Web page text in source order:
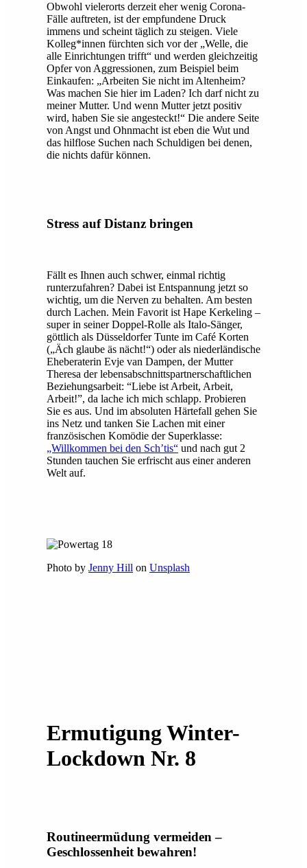
Obwohl vielerorts derzeit eher wenig Corona-
Fälle auftreten, ist der empfundene Druck
immens und scheint täglich zu steigen. Viele
Kolleg*innen fürchten sich vor der „Welle, die
alle Einrichtungen trifft“ und werden gleichzeitig
Opfer von Aggressionen, zum Beispiel beim
Einkaufen: „Arbeiten Sie nicht im Altenheim?
Was machen Sie hier im Laden? Ich darf nicht zu
meiner Mutter. Und wenn Mutter jetzt positiv
wird, haben Sie sie angesteckt!“ Die andere Seite
von Angst und Ohnmacht ist eben die Wut und
das hilflose Suchen nach Schuldigen bei denen,
die nichts dafür können.
Stress auf Distanz bringen
Fällt es Ihnen auch schwer, einmal richtig
runterzufahren? Dabei ist Entspannung jetzt so
wichtig, um die Nerven zu behalten. Am besten
durch Lachen. Mein Favorit ist Hape Kerkeling –
super in seiner Doppel-Rolle als Italo-Sänger,
göttlich als Düsseldorfer Tunte im Café Korten
(„Äch glaube äs nächt!“) oder als niederländische
Eheberaterin Evje van Dampen, der Mutter
Theresa der lebensabschnittspartnerschaftlichen
Beziehungsarbeit: “Liebe ist Arbeit, Arbeit,
Arbeit!”, da lache ich mich schlapp. Probieren
Sie es aus. Und im absoluten Härtefall gehen Sie
ins Netz und tanken Sie Lachen mit einer
französischen Komödie der Superklasse:
„Willkommen bei den Sch’tis“ und nach gut 2
Stunden tauchen Sie erfrischt aus einer anderen
Welt auf.
Photo by Jenny Hill on Unsplash
Ermutigung Winter-
Lockdown Nr. 8
Routineermüdung vermeiden –
Geschlossenheit bewahren!